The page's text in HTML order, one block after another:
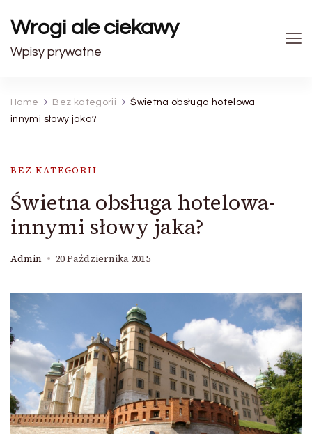
Wrogi ale ciekawy
Wpisy prywatne
Home Bez kategorii
Świetna obsługa hotelowa-
innymi słowy jaka?
BEZ KATEGORII
Świetna obsługa hotelowa-
innymi słowy jaka?
Admin 20 Października 2015